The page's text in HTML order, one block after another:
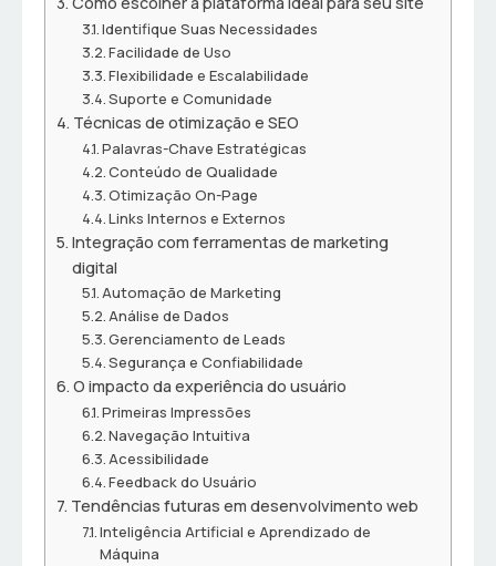
Identifique Suas Necessidades
Facilidade de Uso
Flexibilidade e Escalabilidade
Suporte e Comunidade
Técnicas de otimização e SEO
Palavras-Chave Estratégicas
Conteúdo de Qualidade
Otimização On-Page
Links Internos e Externos
Integração com ferramentas de marketing
digital
Automação de Marketing
Análise de Dados
Gerenciamento de Leads
Segurança e Confiabilidade
O impacto da experiência do usuário
Primeiras Impressões
Navegação Intuitiva
Acessibilidade
Feedback do Usuário
Tendências futuras em desenvolvimento web
Inteligência Artificial e Aprendizado de
Máquina